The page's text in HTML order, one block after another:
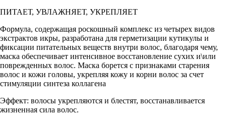
ПИТАЕТ, УВЛАЖНЯЕТ, УКРЕПЛЯЕТ
Формула, содержащая роскошный комплекс из четырех видов
экстрактов икры, разработана для герметизации кутикулы и
фиксации питательных веществ внутри волос, благодаря чему,
маска обеспечивает интенсивное восстановление сухих и\или
поврежденных волос. Маска борется с признаками старения
волос и кожи головы, укрепляя кожу и корни волос за счет
стимуляции синтеза коллагена
Эффект: волосы укрепляются и блестят, восстанавливается
жизненная сила волос.